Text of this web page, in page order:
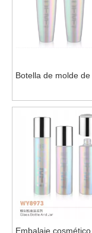
Botella de molde de
con tapa para loción
Embalaje